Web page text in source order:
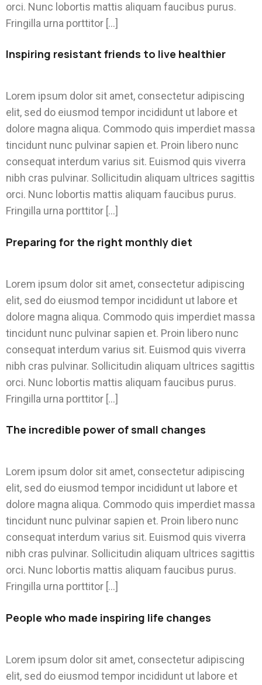
orci. Nunc lobortis mattis aliquam faucibus purus.
Fringilla urna porttitor […]
Inspiring resistant friends to live healthier
Lorem ipsum dolor sit amet, consectetur adipiscing
elit, sed do eiusmod tempor incididunt ut labore et
dolore magna aliqua. Commodo quis imperdiet massa
tincidunt nunc pulvinar sapien et. Proin libero nunc
consequat interdum varius sit. Euismod quis viverra
nibh cras pulvinar. Sollicitudin aliquam ultrices sagittis
orci. Nunc lobortis mattis aliquam faucibus purus.
Fringilla urna porttitor […]
Preparing for the right monthly diet
Lorem ipsum dolor sit amet, consectetur adipiscing
elit, sed do eiusmod tempor incididunt ut labore et
dolore magna aliqua. Commodo quis imperdiet massa
tincidunt nunc pulvinar sapien et. Proin libero nunc
consequat interdum varius sit. Euismod quis viverra
nibh cras pulvinar. Sollicitudin aliquam ultrices sagittis
orci. Nunc lobortis mattis aliquam faucibus purus.
Fringilla urna porttitor […]
The incredible power of small changes
Lorem ipsum dolor sit amet, consectetur adipiscing
elit, sed do eiusmod tempor incididunt ut labore et
dolore magna aliqua. Commodo quis imperdiet massa
tincidunt nunc pulvinar sapien et. Proin libero nunc
consequat interdum varius sit. Euismod quis viverra
nibh cras pulvinar. Sollicitudin aliquam ultrices sagittis
orci. Nunc lobortis mattis aliquam faucibus purus.
Fringilla urna porttitor […]
People who made inspiring life changes
Lorem ipsum dolor sit amet, consectetur adipiscing
elit, sed do eiusmod tempor incididunt ut labore et